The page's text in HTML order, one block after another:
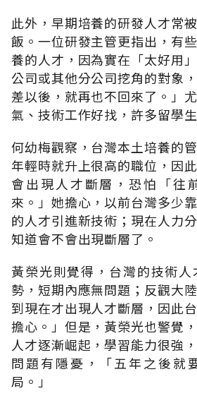
此外，早期培養的研發人才常
飯。一位研發主管更指出，有
養的人才，因為實在「太好用
公司或其他分公司挖角的對象
差以後，就再也不回來了。」
氣、技術工作好找，許多留學
何幼梅觀察，台灣本土培養的
年輕時就升上很高的職位，因
會出現人才斷層，恐怕「往
來。」她擔心，以前台灣多少
的人才引進新技術；現在人力
知道會不會出現斷層了。
黃榮光則覺得，台灣的技術
勢，短期內應無問題；反觀大
到現在才出現人才斷層，因此
擔心。」但是，黃榮光也警覺
人才逐漸崛起，學習能力很強
問題有隱憂，「五年之後就
局。」